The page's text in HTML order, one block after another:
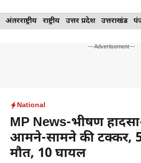
Skip
to
अंतरराष्ट्रीय राष्ट्रीय उत्तर प्रदेश उत्तराखंड
---Advertisement---
National
MP News-भीषण
आमने-सामने की टक्कर, 5
मौत, 10 घायल